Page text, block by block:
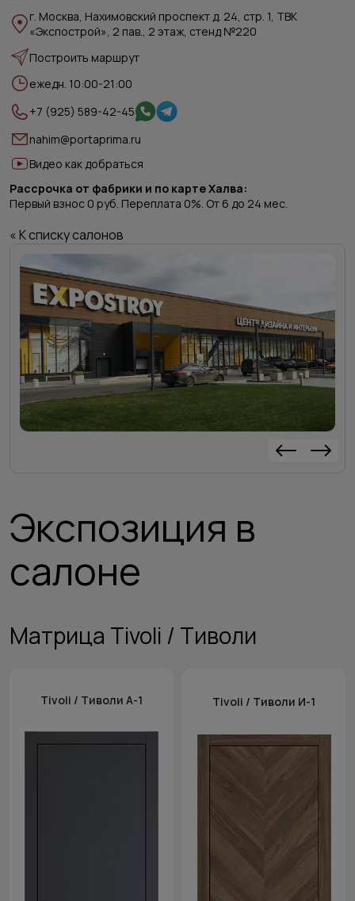
г. Москва, Нахимовский проспект д. 24, стр. 1, ТВК
«Экспострой», 2 пав., 2 этаж, стенд №220
Построить маршрут
ежедн. 10:00-21:00
+7 (925) 589-42-45
nahim@portaprima.ru
Видео как добраться
Рассрочка от фабрики и по карте Халва:
Первый взнос 0 руб. Переплата 0%. От 6 до 24 мес.
« К списку салонов
Экспозиция в
салоне
Матрица Tivoli / Тиволи
Tivoli / Тиволи А-1 Tivoli / Тиволи И-1